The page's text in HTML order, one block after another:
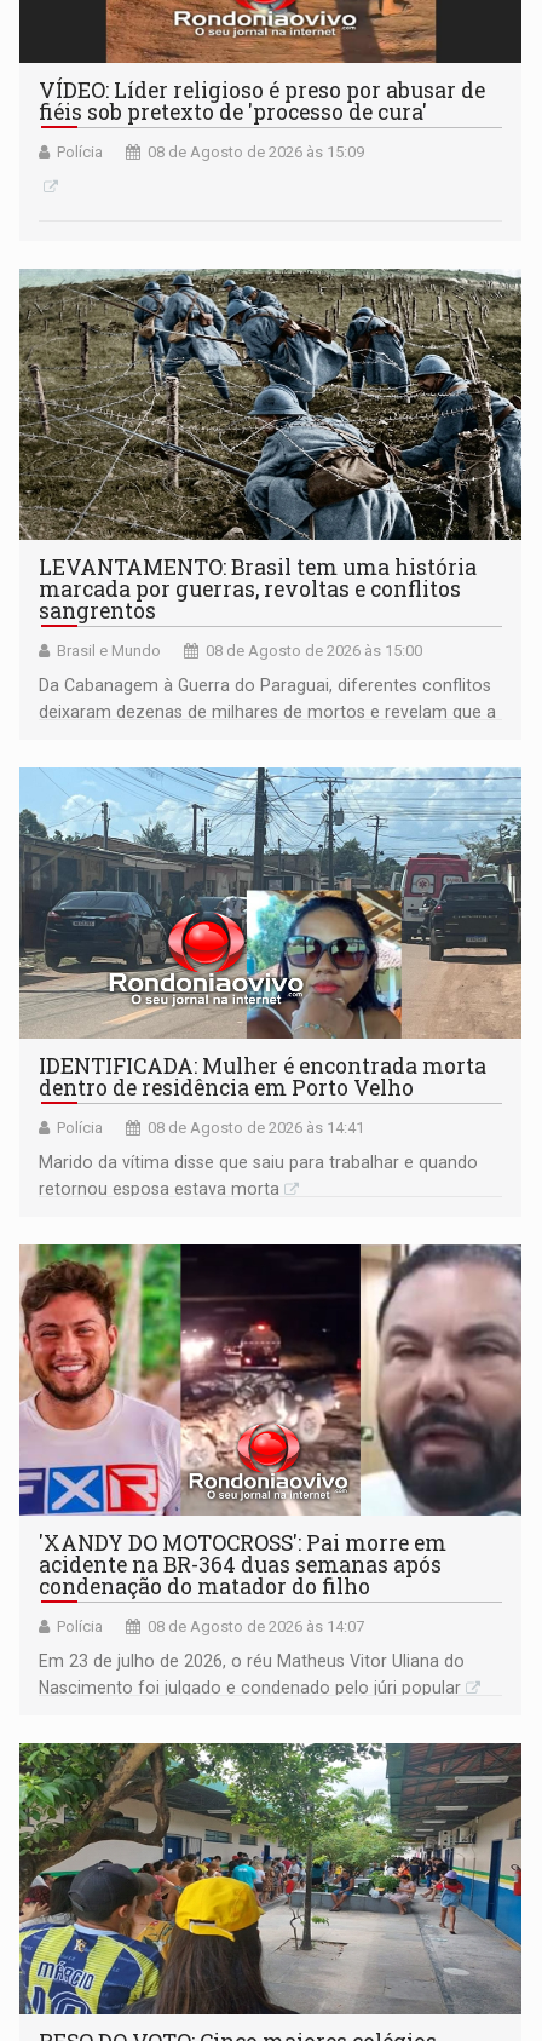
VÍDEO: Líder religioso é preso por abusar de
fiéis sob pretexto de 'processo de cura'
Polícia 08 de Agosto de 2026 às 15:09
LEVANTAMENTO: Brasil tem uma história
marcada por guerras, revoltas e conflitos
sangrentos
Brasil e Mundo 08 de Agosto de 2026 às 15:00
Da Cabanagem à Guerra do Paraguai, diferentes conflitos
deixaram dezenas de milhares de mortos e revelam que a
territoriais e sociais
IDENTIFICADA: Mulher é encontrada morta
dentro de residência em Porto Velho
Polícia 08 de Agosto de 2026 às 14:41
Marido da vítima disse que saiu para trabalhar e quando
retornou esposa estava morta
'XANDY DO MOTOCROSS': Pai morre em
acidente na BR-364 duas semanas após
condenação do matador do filho
Polícia 08 de Agosto de 2026 às 14:07
Em 23 de julho de 2026, o réu Matheus Vitor Uliana do
Nascimento foi julgado e condenado pelo júri popular